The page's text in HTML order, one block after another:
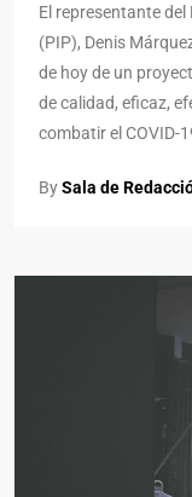
El representante
(PIP), Denis
de hoy de un
de calidad, eficaz,
combatir el COVID-
BySala de